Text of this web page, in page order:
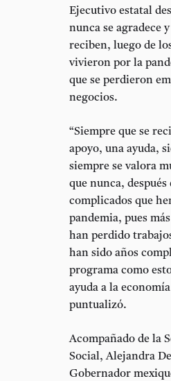
Ejecutivo estatal
nunca se agradece
reciben, luego de
vivieron por la
que se perdieron
negocios.
“Siempre que se
apoyo, una ayuda,
siempre se valora
que nunca, después
complicados que
pandemia, pues
han perdido
han sido años
programa como
ayuda a la
puntualizó.
Acompañado de la
Social, Alejandra
Gobernador